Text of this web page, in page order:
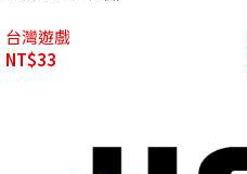
台灣遊戲
NT$33